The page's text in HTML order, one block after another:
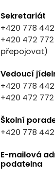
Sekretariát
+420 778 442
+420 472
přepojovat)
Vedoucí
+420 778
+420 472
Školní
+420 778
E-mailová
podatelna